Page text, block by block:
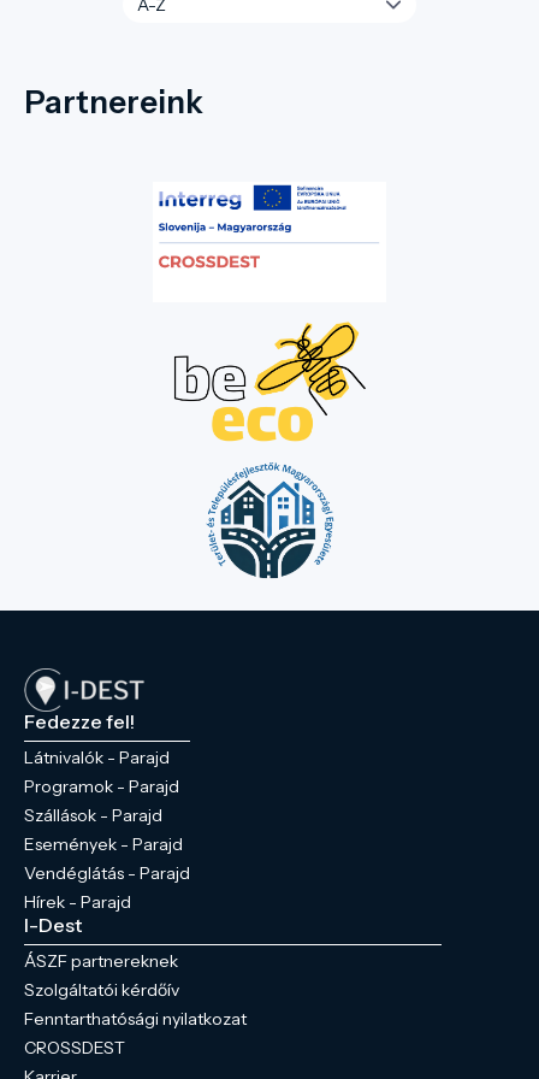
Partnereink
Fedezze fel!
Látnivalók - Parajd
Programok - Parajd
Szállások - Parajd
Események - Parajd
Vendéglátás - Parajd
Hírek - Parajd
I-Dest
ÁSZF partnereknek
Szolgáltatói kérdőív
Fenntarthatósági nyilatkozat
CROSSDEST